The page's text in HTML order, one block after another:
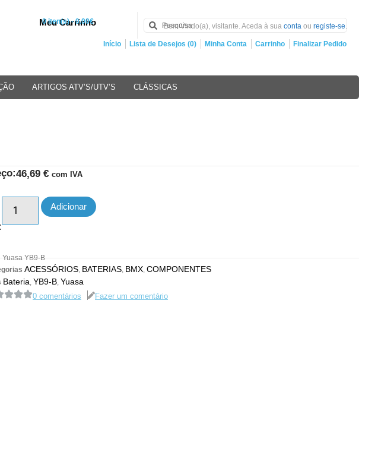
Meu Carrinho
0 iten(s) - 0.00€
Bem Vindo(a), visitante. Aceda à sua conta ou registe-se.
Início Lista de Desejos (0) Minha Conta Carrinho Finalizar Pedido
ARTIGOS ATV’S/UTV’S CLÁSSICAS
46,69 € com IVA
Adicionar
Yuasa YB9-B
ACESSÓRIOS BATERIAS BMX COMPONENTES
Bateria YB9-B Yuasa
0 comentários Fazer um comentário